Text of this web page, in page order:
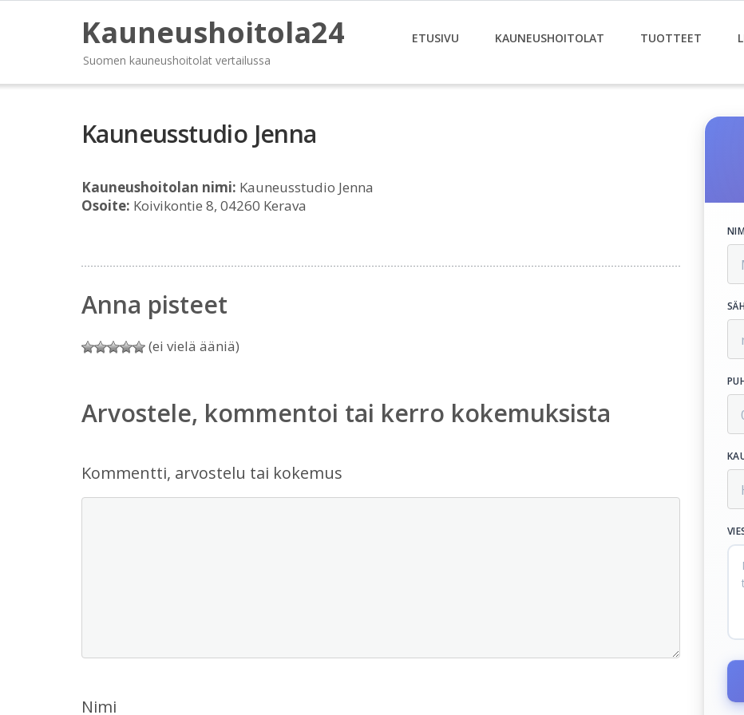
Kauneushoitola24
Suomen kauneushoitolat vertailussa
ETUSIVU KAUNEUSHOITOLAT TUOTTEET
Kauneusstudio Jenna
Kauneushoitolan nimi: Kauneusstudio Jenna
Osoite: Koivikontie 8, 04260 Kerava
Anna pisteet
(ei vielä ääniä)
Arvostele, kommentoi tai kerro kokemuksista
Kommentti, arvostelu tai kokemus
Nimi